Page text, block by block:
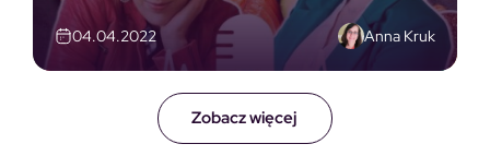
Zobacz więcej
04.04.2022 Anna Kruk